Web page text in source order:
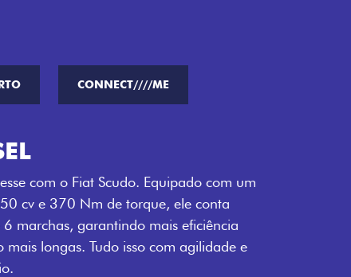
CONNECT////ME
com o Fiat Scudo. Equipado com um
cv e 370 Nm de torque, ele conta
marchas, garantindo mais eficiência
longas. Tudo isso com agilidade e